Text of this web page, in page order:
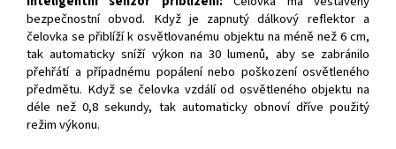
bezpečnostní obvod. Když je zapnutý dálkový reflektor a
čelovka se přiblíží k osvětlovanému objektu na méně než 6 cm,
tak automaticky sníží výkon na 30 lumenů, aby se zabránilo
přehřátí a případnému popálení nebo poškození osvětleného
předmětu. Když se čelovka vzdálí od osvětleného objektu na
déle než 0,8 sekundy, tak automaticky obnoví dříve použitý
režim výkonu.